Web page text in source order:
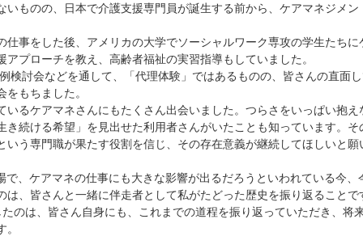
ものの、日本で介護支援専門員が誕生する前から、ケアマネジメン
事をした後、アメリカの大学でソーシャルワーク専攻の学生たちに
アプローチを教え、高齢者福祉の実習指導もしていました。
討会などを通して、「代理体験」ではあるものの、皆さんの直面
もちました。
るケアマネさんにもたくさん出会いました。つらさをいっぱい抱え
き続ける希望」を見出せた利用者さんがいたことも知っています。そ
いう専門職が果たす役割を信じ、その存在意義が継続してほしいと願
、ケアマネの仕事にも大きな影響が出るだろうといわれている今、
は、皆さんと一緒に伴走者として私がたどった歴史を振り返ることで
は、皆さん自身にも、これまでの道程を振り返っていただき、将